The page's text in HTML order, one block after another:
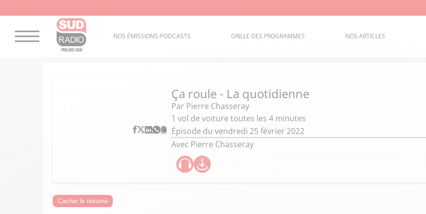
NOS ÉMISSIONS-PODCASTS GRILLE DES PROGRAMMES NOS ARTICLES
Ça roule - La quotidienne
Par Pierre Chasseray
1 vol de voiture toutes les 4 minutes
Épisode du vendredi 25 février 2022
Avec Pierre Chasseray
Cacher le résumé